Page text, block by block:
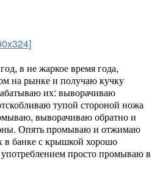
в не жаркое время года,
на рынке и получаю кучку
их: выворачиваю
тупой стороной ножа
выворачиваю обратно и
Опять промываю и отжимаю
банке с крышкой хорошо
просто промываю в